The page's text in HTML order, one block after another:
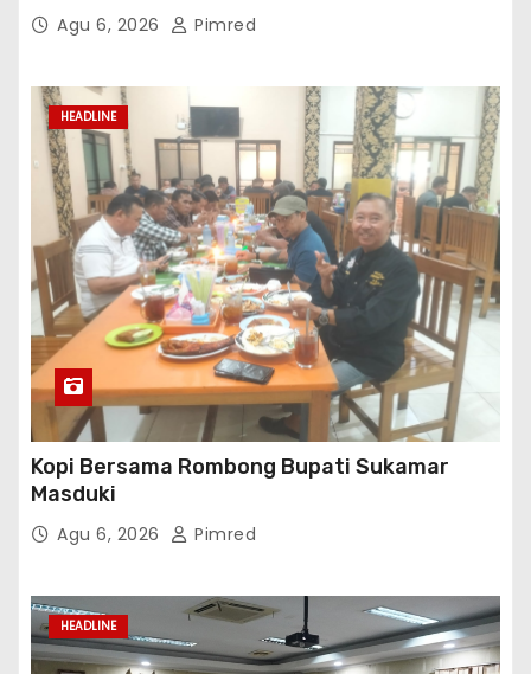
Agu 6, 2026 Pimred
HEADLINE
Kopi Bersama Rombong Bupati Sukamar
Masduki
Agu 6, 2026 Pimred
HEADLINE